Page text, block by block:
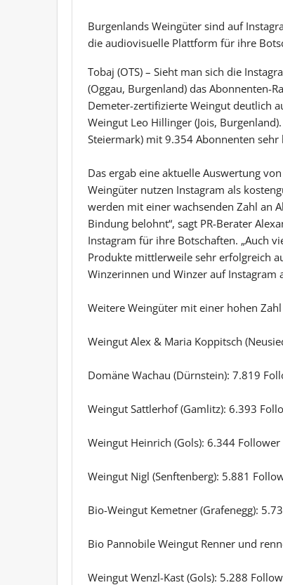
Burgenlands Weingüter sind auf
die audiovisuelle Plattform für ihre
Tobaj (OTS) – Sieht man sich die
(Oggau, Burgenland) das Abonnenten-
Demeter-zertifizierte Weingut deutlich
Weingut Leo Hillinger (Jois,
Steiermark) mit 9.354 Abonnenten
Das ergab eine aktuelle Auswertung
Weingüter nutzen Instagram als
werden mit einer wachsenden Zahl an
Bindung belohnt“, sagt PR-Berater
Instagram für ihre Botschaften. „Auch
Produkte mittlerweile sehr erfolgreich
Winzerinnen und Winzer auf Instagram
Weitere Weingüter mit einer hohen
Weingut Alex & Maria Koppitsch
Domäne Wachau (Dürnstein): 7.819
Weingut Sattlerhof (Gamlitz): 6.393
Weingut Heinrich (Gols): 6.344 Follower
Weingut Nigl (Senftenberg): 5.881
Bio-Weingut Kemetner (Grafenegg):
Bio Pannobile Weingut Renner und
Weingut Wenzl-Kast (Gols): 5.288